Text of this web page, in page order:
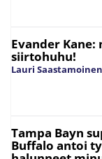
Evander
siirtohuhu!
Lauri Saastamoinen
Tampa Bayn
Buffalo antoi